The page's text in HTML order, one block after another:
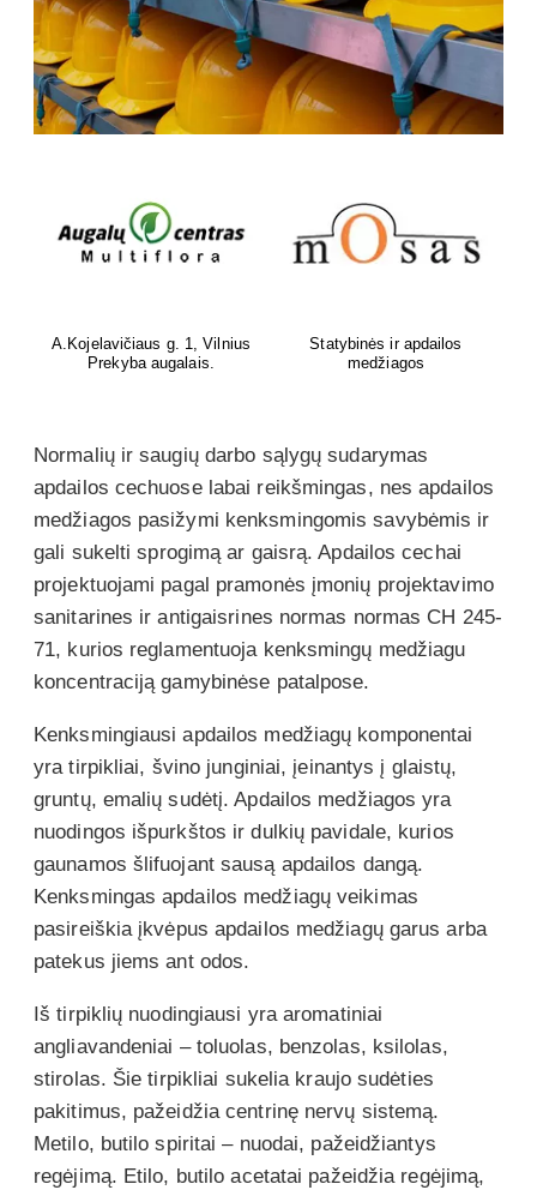
A.Kojelavičiaus g. 1, Vilnius
Prekyba augalais.
Statybinės ir apdailos
medžiagos
Normalių ir saugių darbo sąlygų sudarymas
apdailos cechuose labai reikšmingas, nes apdailos
medžiagos pasižymi kenksmingomis savybėmis ir
gali sukelti sprogimą ar gaisrą. Apdailos cechai
projektuojami pagal pramonės įmonių projektavimo
sanitarines ir antigaisrines normas normas CH 245-
71, kurios reglamentuoja kenksmingų medžiagu
koncentraciją gamybinėse patalpose.
Kenksmingiausi apdailos medžiagų komponentai
yra tirpikliai, švino junginiai, įeinantys į glaistų,
gruntų, emalių sudėtį. Apdailos medžiagos yra
nuodingos išpurkštos ir dulkių pavidale, kurios
gaunamos šlifuojant sausą apdailos dangą.
Kenksmingas apdailos medžiagų veikimas
pasireiškia įkvėpus apdailos medžiagų garus arba
patekus jiems ant odos.
Iš tirpiklių nuodingiausi yra aromatiniai
angliavandeniai – toluolas, benzolas, ksilolas,
stirolas. Šie tirpikliai sukelia kraujo sudėties
pakitimus, pažeidžia centrinę nervų sistemą.
Metilo, butilo spiritai – nuodai, pažeidžiantys
regėjimą. Etilo, butilo acetatai pažeidžia regėjimą,